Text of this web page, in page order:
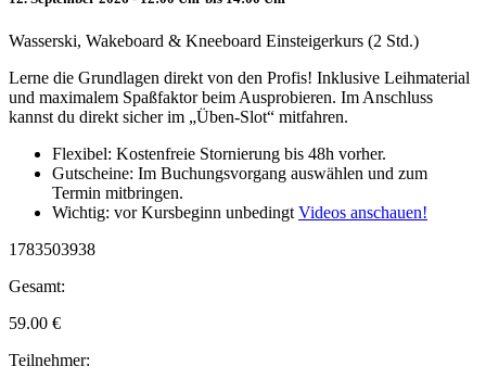
Wasserski, Wakeboard & Kneeboard Einsteigerkurs (2 Std.)
Lerne die Grundlagen direkt von den Profis! Inklusive Leihmaterial
und maximalem Spaßfaktor beim Ausprobieren. Im Anschluss
kannst du direkt sicher im „Üben-Slot“ mitfahren.
Flexibel: Kostenfreie Stornierung bis 48h vorher.
Gutscheine: Im Buchungsvorgang auswählen und zum
Termin mitbringen.
Wichtig: vor Kursbeginn unbedingt Videos anschauen!
1783503938
Gesamt:
59.00 €
Teilnehmer: